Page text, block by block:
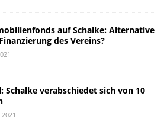
auf Schalke: Alternative
des Vereins?
Schalke verabschiedet sich von 10